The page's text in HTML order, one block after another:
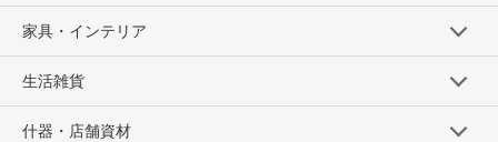
家具・インテリア
生活雑貨
什器・店舗資材